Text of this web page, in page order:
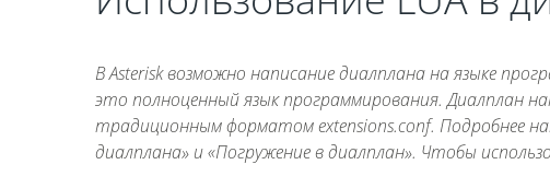
В Asterisk возможно написание диалплана на языке
это полноценный язык программирования. Диалплан
традиционным форматом extensions.conf. Подробнее
диалплана» и «Погружение в диалплан». Чтобы